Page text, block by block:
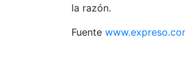
la razón.
Fuente